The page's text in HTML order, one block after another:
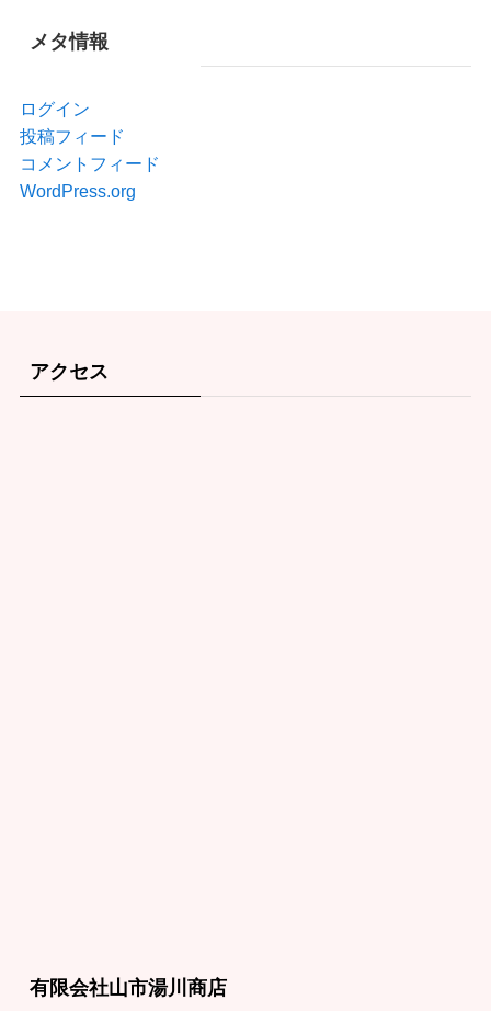
メタ情報
ログイン
投稿フィード
コメントフィード
WordPress.org
アクセス
有限会社山市湯川商店